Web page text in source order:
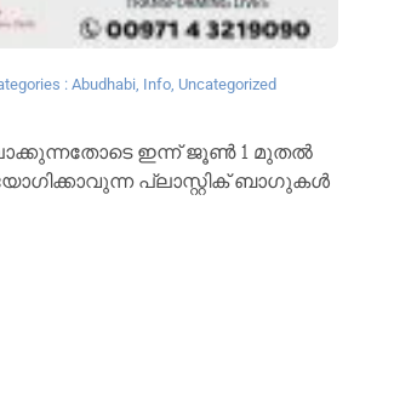
:Abudhabi Info Uncategorized
ഇന്ന് ജൂൺ 1 മുതൽ
പ്ലാസ്റ്റിക് ബാഗുകൾ